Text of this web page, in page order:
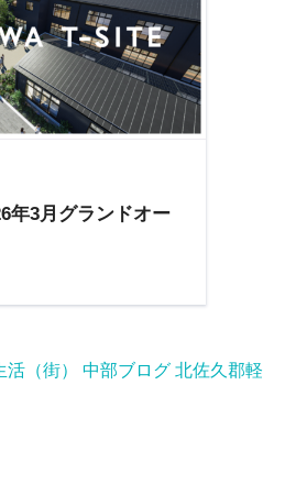
年3月グランドオー